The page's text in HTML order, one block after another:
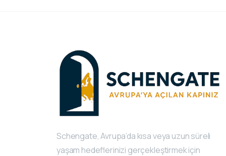
Schengate, Avrupa’da kısa veya uzun süreli
yaşam hedeflerinizi gerçekleştirmek için